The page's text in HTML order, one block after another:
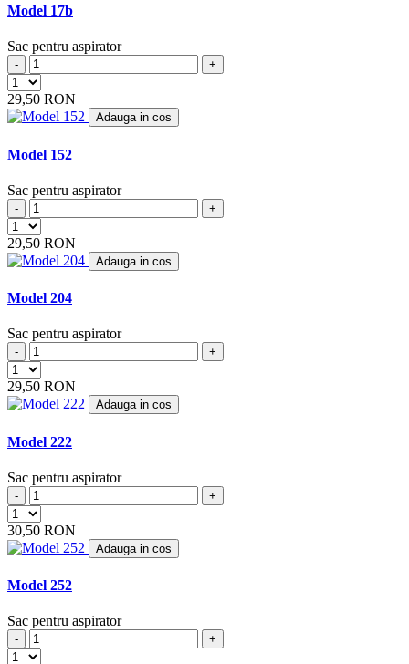
ASPIWASH
ATOMIC
BAUR VERSAND
BEAM (6)
BERTON
BEST ELECTRIC
BETRONIC
BHG (2)
BIMATEK
BITRON
BLOMBERG (2)
BLUE (2)
BLUE SKY
BLUEWIND (2)
BOB HOME (8)
BOOSTY (5)
BOREAL (5)
BORK
BRAUN (1)
BRAVO (4)
Model 17b
Sac pentru aspirator
- +
29,50 RON
Adauga in cos
Model 152
Sac pentru aspirator
- +
29,50 RON
Adauga in cos
Model 204
Sac pentru aspirator
- +
29,50 RON
Adauga in cos
Model 222
Sac pentru aspirator
- +
30,50 RON
Adauga in cos
Model 252
Sac pentru aspirator
- +